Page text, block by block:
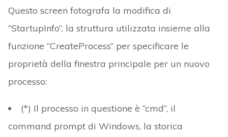
Questo screen fotografa la modifica di
“StartupInfo”, la struttura utilizzata insieme alla
funzione “CreateProcess” per specificare le
proprietà della finestra principale per un nuovo
processo:
(*) Il processo in questione è “cmd”, il
command prompt di Windows, la storica